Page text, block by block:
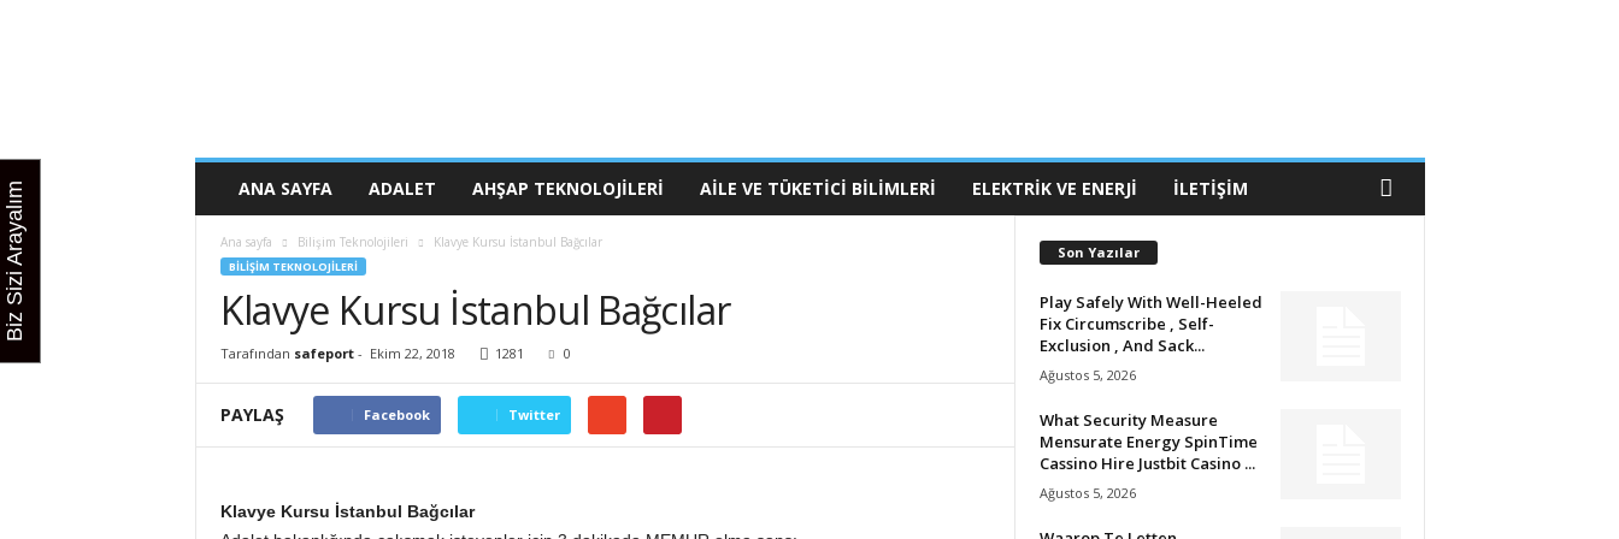
ANA SAYFA ADALET AHŞAP TEKNOLOJILERI AILE VE TÜKETICI BILIMLERI ELEKTRIK VE ENERJI İLETIŞIM
Ana sayfa Bilişim Teknolojileri Klavye Kursu İstanbul Bağcılar
BILIŞIM TEKNOLOJILERI
Klavye Kursu İstanbul Bağcılar
Tarafından safeport- Ekim 22, 2018 1281 0
PAYLAŞ Facebook Twitter
Klavye Kursu İstanbul Bağcılar
Son Yazılar
Play Safely With Well-Heeled
Fix Circumscribe , Self-
Exclusion , And Sack...
Ağustos 5, 2026
What Security Measure
Mensurate Energy SpinTime
Cassino Hire Justbit Casino ...
Ağustos 5, 2026
Biz Sizi Arayalım